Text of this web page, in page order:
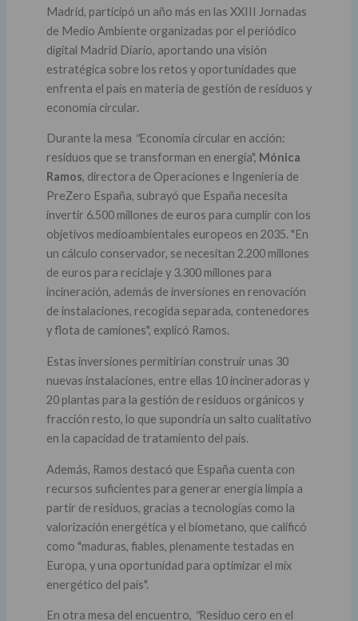
Madrid, participó un año más en las XXIII Jornadas
de Medio Ambiente organizadas por el periódico
digital Madrid Diario, aportando una visión
estratégica sobre los retos y oportunidades que
enfrenta el país en materia de gestión de residuos y
economía circular.
Durante la mesa "Economía circular en acción:
residuos que se transforman en energía", Mónica
Ramos, directora de Operaciones e Ingeniería de
PreZero España, subrayó que España necesita
invertir 6.500 millones de euros para cumplir con los
objetivos medioambientales europeos en 2035. "En
un cálculo conservador, se necesitan 2.200 millones
de euros para reciclaje y 3.300 millones para
incineración, además de inversiones en renovación
de instalaciones, recogida separada, contenedores
y flota de camiones", explicó Ramos.
Estas inversiones permitirían construir unas 30
nuevas instalaciones, entre ellas 10 incineradoras y
20 plantas para la gestión de residuos orgánicos y
fracción resto, lo que supondría un salto cualitativo
en la capacidad de tratamiento del país.
Además, Ramos destacó que España cuenta con
recursos suficientes para generar energía limpia a
partir de residuos, gracias a tecnologías como la
valorización energética y el biometano, que calificó
como "maduras, fiables, plenamente testadas en
Europa, y una oportunidad para optimizar el mix
energético del país".
En otra mesa del encuentro, "Residuo cero en el